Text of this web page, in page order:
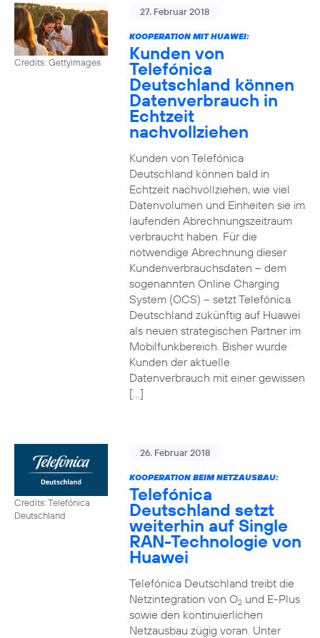
Credits: Gettyimages
27. Februar 2018
KOOPERATION MIT HUAWEI:
Kunden von
Telefónica
Deutschland können
Datenverbrauch in
Echtzeit
nachvollziehen
Kunden von Telefónica
Deutschland können bald in
Echtzeit nachvollziehen, wie viel
Datenvolumen und Einheiten sie im
laufenden Abrechnungszeitraum
verbraucht haben. Für die
notwendige Abrechnung dieser
Kundenverbrauchsdaten – dem
sogenannten Online Charging
System (OCS) – setzt Telefónica
Deutschland zukünftig auf Huawei
als neuen strategischen Partner im
Mobilfunkbereich. Bisher wurde
Kunden der aktuelle
Datenverbrauch mit einer gewissen
[…]
Credits: Telefónica
Deutschland
26. Februar 2018
KOOPERATION BEIM NETZAUSBAU:
Telefónica
Deutschland setzt
weiterhin auf Single
RAN-Technologie von
Huawei
Telefónica Deutschland treibt die
Netzintegration von O2und E-Plus
sowie den kontinuierlichen
Netzausbau zügig voran. Unter